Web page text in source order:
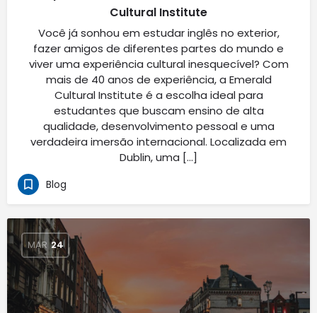
Cultural Institute
Você já sonhou em estudar inglês no exterior,
fazer amigos de diferentes partes do mundo e
viver uma experiência cultural inesquecível? Com
mais de 40 anos de experiência, a Emerald
Cultural Institute é a escolha ideal para
estudantes que buscam ensino de alta
qualidade, desenvolvimento pessoal e uma
verdadeira imersão internacional. Localizada em
Dublin, uma […]
Blog
MAR 24